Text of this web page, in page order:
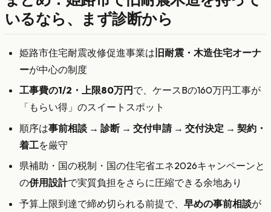
いるなら、まず診断から
姫路市住宅耐震改修促進事業は 旧耐震・木造住宅オーナ
ーが中心の制度
工事費の1/2・上限80万円 で、ケースBの160万円工事が
「もらい得」のスイートスポット
順序は事前相談 → 診断 → 交付申請 → 交付決定 → 契約・
着工を厳守
県補助・国の税制・国の住宅省エネ2026キャンペーンと
の併用設計で実質負担をさらに圧縮できる余地あり
予算上限到達で締め切られる前提で、 早めの事前相談が